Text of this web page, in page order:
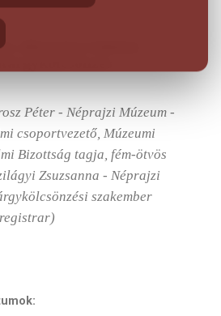
állományvédelmi
Péter - Néprajzi Múzeum -
csoportvezető, Múzeumi
Bizottság tagja, fém-ötvös
Zsuzsanna - Néprajzi
szakember